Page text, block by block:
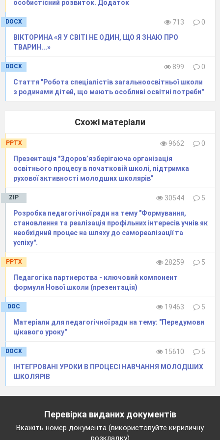
На сторінках... (букваря)
Що потрібно взяти... (зошит)
Ручки й олівці - щоб ви знали,
Ми кладемо у...(пенали)
В руці виблискує з даля,
Всіх скликає на урок...(дзвінок)
Ось до класу всіх скликає
Не в садок, а на... (урок)
3 завдання – гра «Хто швидше»
Перевірю зараз вас.
Подивіться буква «А»
Ну, а хто на букву «Б»
Слово перш за всіх назве?
Гляньте ще на букву «В»
4 завдання – задачі
Пальці швидко полічіть
Скільки разом? Як сказать? (10)
На поличці вісім книг,
особистісний розвиток. Додаток
DOCX 713
0
ВІКТОРИНА «Я У СВІТІ НЕ ОДИН, ЩО Я ЗНАЮ ПРО
ТВАРИН...»
DOCX 899
0
Стаття "Робота спеціалістів загальноосвітньої школи
з родинами дітей, що мають особливі освітні потреби"
Схожі матеріали
PPTX 9662
0
Презентація "Здоров’язберігаюча організація
освітнього процесу в початковій школі, підтримка
рухової активності молодших школярів"
ZIP 30544
5
Розробка педагогічної ради на тему "Формування,
становлення та реалізація профільних інтересів учнів як
необхідний процес на шляху до самореалізації та
успіху".
PPTX 28259
5
Педагогіка партнерства - ключовий компонент
формули Нової школи (презентація)
DOC 19463
5
Матеріали для педагогічної ради на тему: "Передумови
цікавого уроку"
DOCX 15610
5
ІНТЕГРОВАНІ УРОКИ В ПРОЦЕСІ НАВЧАННЯ МОЛОДШИХ
ШКОЛЯРІВ
Перевірка виданих документів
Вкажіть номер документа (використовуйте кириличну
розкладку)